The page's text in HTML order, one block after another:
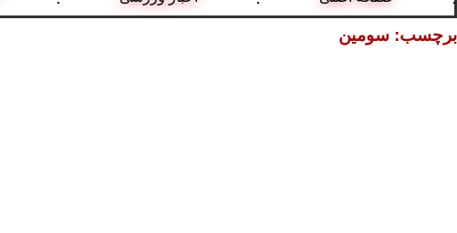
برچسب: سومین